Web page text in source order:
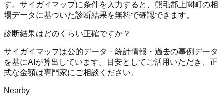
す。サイガイマップに条件を入力すると、熊毛郡上関町の相
場データに基づいた診断結果を無料で確認できます。
診断結果はどのくらい正確ですか？
サイガイマップは公的データ・統計情報・過去の事例データ
を基にAIが算出しています。目安としてご活用いただき、正
式な金額は専門家にご相談ください。
Nearby